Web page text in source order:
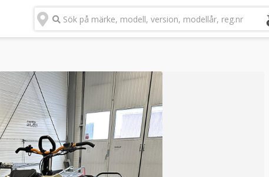
Sök på märke, modell, version, modellår, reg.nr